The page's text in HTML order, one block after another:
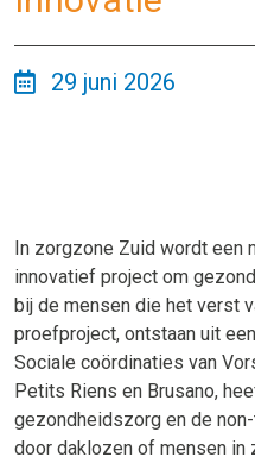
29 juni 2026
In zorgzone Zuid wordt een
innovatief project om
bij de mensen die het verst
proefproject, ontstaan uit
Sociale coördinaties van
Petits Riens en Brusano,
gezondheidszorg en de
door daklozen of mensen in